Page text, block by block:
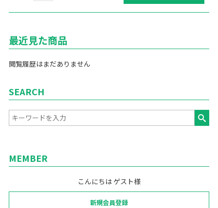
最近見た商品
閲覧履歴はまだありません
SEARCH
MEMBER
こんにちは ゲスト様
新規会員登録